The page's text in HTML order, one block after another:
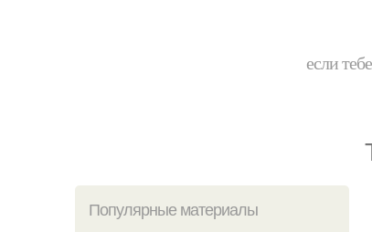
если
Популярные материалы